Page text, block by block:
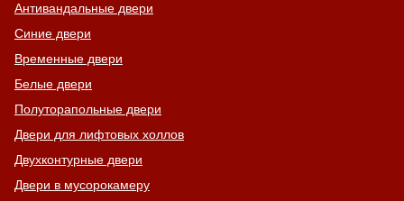
Антивандальные двери
Синие двери
Временные двери
Белые двери
Полуторапольные двери
Двери для лифтовых холлов
Двухконтурные двери
Двери в мусорокамеру